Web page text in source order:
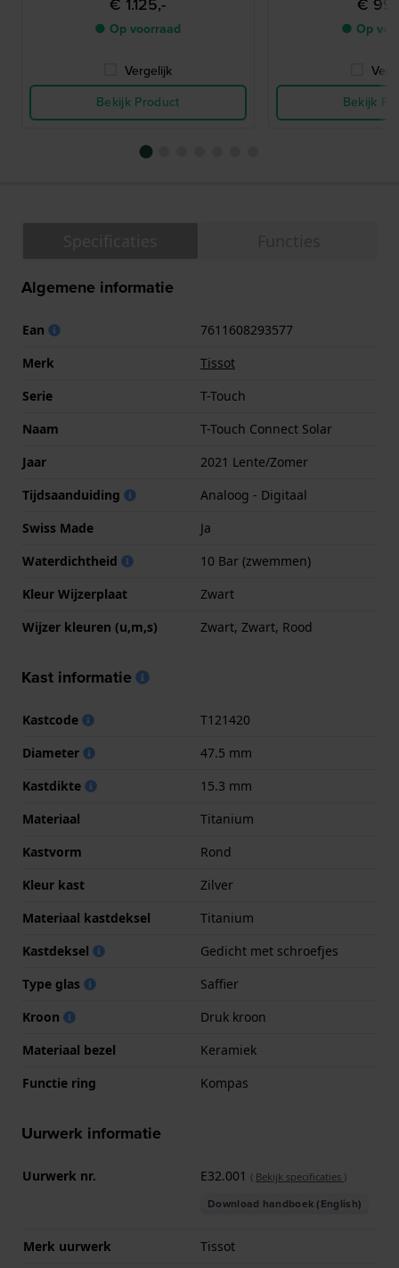
€ 1.125,-
● Op voorraad
Vergelijk
Bekijk Product
€
● Op
Bekijk
Algemene informatie
Ean
7611608293577
Merk
Tissot
Serie
T-Touch
Naam
T-Touch Connect Solar
Jaar
2021 Lente/Zomer
Tijdsaanduiding
Analoog - Digitaal
Swiss Made
Ja
Waterdichtheid
10 Bar (zwemmen)
Kleur Wijzerplaat
Zwart
Wijzer kleuren (u,m,s)
Zwart, Zwart, Rood
Kast informatie
Kastcode
T121420
Diameter
47.5 mm
Kastdikte
15.3 mm
Materiaal
Titanium
Kastvorm
Rond
Kleur kast
Zilver
Materiaal kastdeksel
Titanium
Kastdeksel
Gedicht met schroefjes
Type glas
Saffier
Kroon
Druk kroon
Materiaal bezel
Keramiek
Functie ring
Kompas
Uurwerk informatie
Uurwerk nr. E32.001 ( Bekijk specificaties )
Download handboek (English)
Merk uurwerk
Tissot